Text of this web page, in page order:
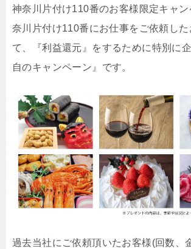
神奈川片付け110番のお客様限定キャ
奈川片付け110番にお仕事をご依頼し
て、『利益還元』をするために特別に
自のキャンペーン』です。
過去当社にご依頼頂いたお客様(回数、